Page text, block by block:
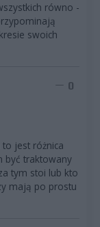
równo -
swoich
0
jest różnica
być traktowany
tym stoi lub kto
mają po prostu